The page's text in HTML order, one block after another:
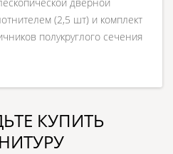
(2,5 шт) и комплект
полукруглого сечения
КУПИТЬ